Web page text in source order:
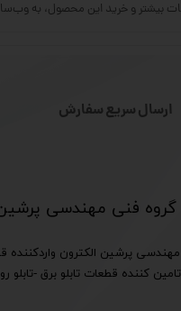
و خرید این محصول، به وب‌سایت سی ان سی 23 مراجعه کنید و از
ارسال سریع سفارش
گروه فنی مهندسی
کننده قطعات تابلو برق -تابلو